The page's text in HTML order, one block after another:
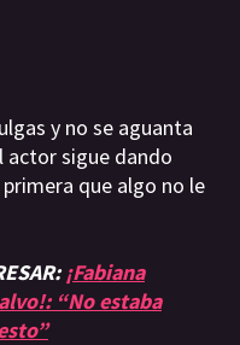
y no se aguanta
actor sigue dando
que algo no le
¡Fabiana
“No estaba